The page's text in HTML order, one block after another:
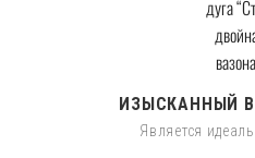
ИЗЫСКАННЫЙ
Является